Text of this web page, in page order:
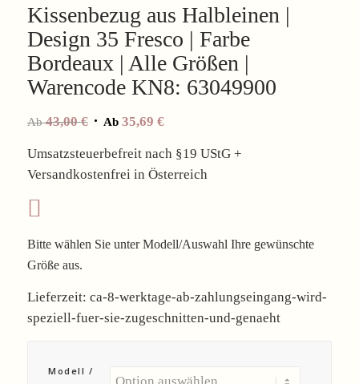
Kissenbezug aus Halbleinen |
Design 35 Fresco | Farbe
Bordeaux | Alle Größen |
Warencode KN8: 63049900
Ab43,00€ Ab 35,69 €
Umsatzsteuerbefreit nach §19 UStG +
Versandkostenfrei in Österreich
Bitte wählen Sie unter Modell/Auswahl Ihre gewünschte
Größe aus.
Lieferzeit: ca-8-werktage-ab-zahlungseingang-wird-
speziell-fuer-sie-zugeschnitten-und-genaeht
Modell /